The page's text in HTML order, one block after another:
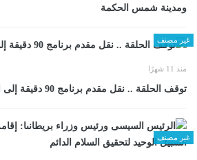
ومدينة شمس الحكمة
غير مصنف
منذ 11 شهرًا
توقف الحلقة .. نقل مقدم برنامج 90 دقيقة إلى المستشفى في وعكة
غير مصنف